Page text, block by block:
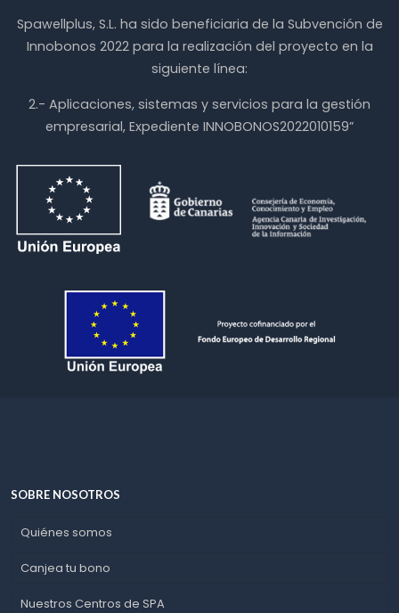
Spawellplus, S.L. ha sido beneficiaria de la Subvención de
Innobonos 2022 para la realización del proyecto en la
siguiente línea:
2.- Aplicaciones, sistemas y servicios para la gestión
empresarial, Expediente INNOBONOS2022010159”
SOBRE NOSOTROS
Quiénes somos
Canjea tu bono
Nuestros Centros de SPA